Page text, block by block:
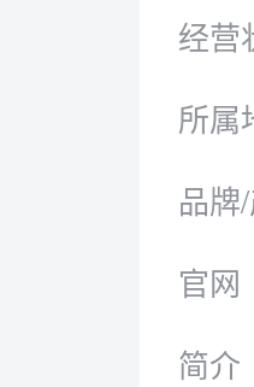
经营
所属
品牌
官网
简介